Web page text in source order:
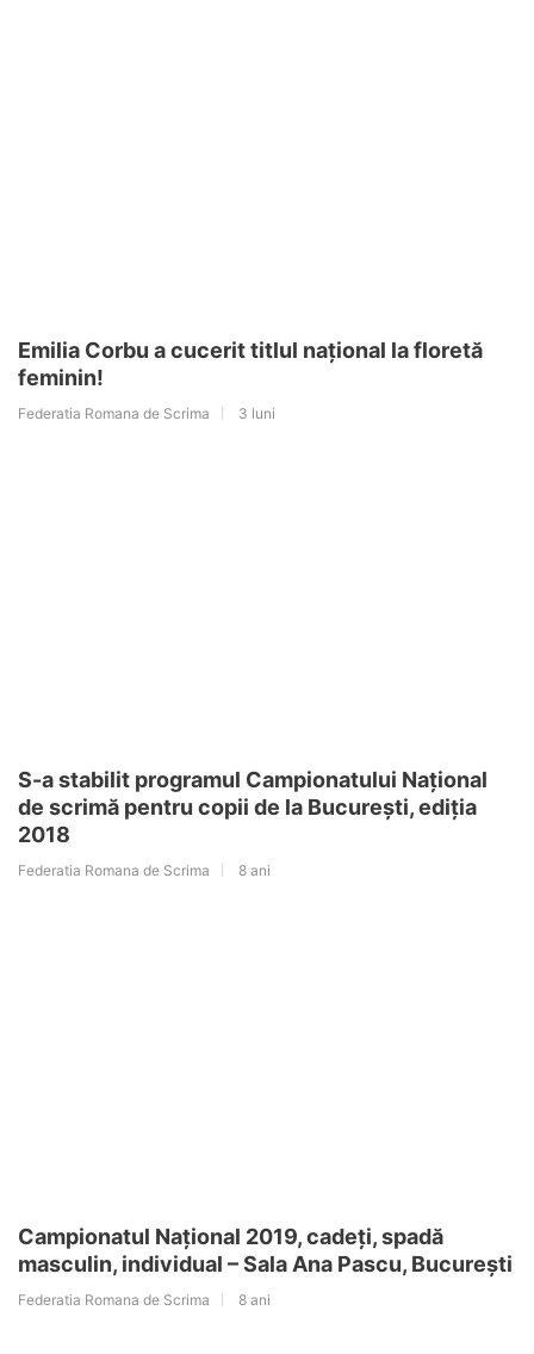
Emilia Corbu a cucerit titlul național la floretă
feminin!
Federatia Romana de Scrima 3 luni
S-a stabilit programul Campionatului Național
de scrimă pentru copii de la București, ediția
2018
Federatia Romana de Scrima 8 ani
Campionatul Național 2019, cadeți, spadă
masculin, individual – Sala Ana Pascu, București
Federatia Romana de Scrima 8 ani